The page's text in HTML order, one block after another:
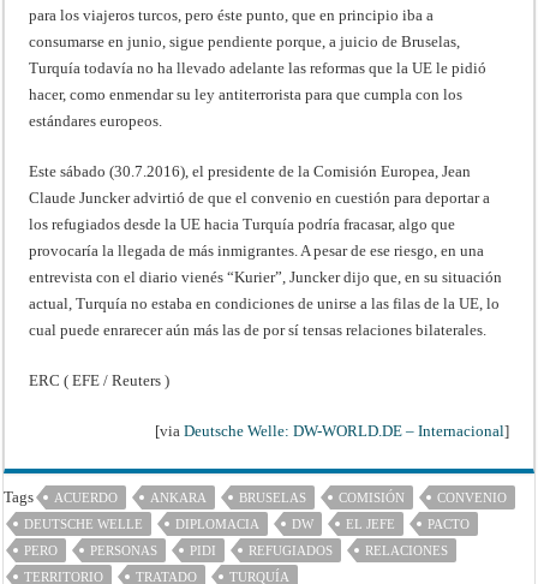
para los viajeros turcos, pero éste punto, que en principio iba a
consumarse en junio, sigue pendiente porque, a juicio de Bruselas,
Turquía todavía no ha llevado adelante las reformas que la UE le pidió
hacer, como enmendar su ley antiterrorista para que cumpla con los
estándares europeos.
Este sábado (30.7.2016), el presidente de la Comisión Europea, Jean
Claude Juncker advirtió de que el convenio en cuestión para deportar a
los refugiados desde la UE hacia Turquía podría fracasar, algo que
provocaría la llegada de más inmigrantes. A pesar de ese riesgo, en una
entrevista con el diario vienés “Kurier”, Juncker dijo que, en su situación
actual, Turquía no estaba en condiciones de unirse a las filas de la UE, lo
cual puede enrarecer aún más las de por sí tensas relaciones bilaterales.
ERC ( EFE / Reuters )
[via Deutsche Welle: DW-WORLD.DE – Internacional]
Tags ACUERDO ANKARA BRUSELAS COMISIÓN
CONVENIO
DEUTSCHE WELLE
DIPLOMACIA DW EL JEFE
PACTO
PERO
PERSONAS PIDI REFUGIADOS
RELACIONES
TERRITORIO
TRATADO TURQUÍA